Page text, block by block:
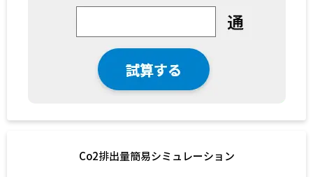
Co2排出量簡易シミュレーション